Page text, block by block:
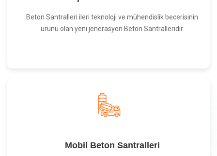
Beton Santralleri ileri teknoloji ve mühendislik becerisinin
ürünü olan yeni jenerasyon Beton Santralleridir.
Mobil Beton Santralleri